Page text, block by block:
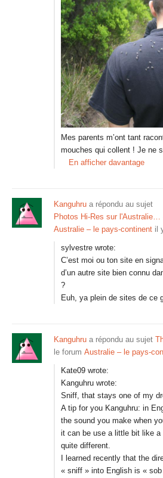
Mes parents m’ont tant
mouches qui collent ! Je ne
En afficher davantage
Kanguhru a répondu au sujet
Photos Hi-Res sur l'Australie…
Australie – le pays-continent il
sylvestre wrote:
C’est moi ou ton site en
d’un autre site bien connu
?
Euh, ya plein de sites de ce
Kanguhru a répondu au sujet
le forum Australie – le pays-
Kate09 wrote:
Kanguhru wrote:
Sniff, that stays one of my
A tip for you Kanguhru: in
the sound you make when
it can be use a little bit like
quite different.
I learned recently that the
« sniff » into English is «